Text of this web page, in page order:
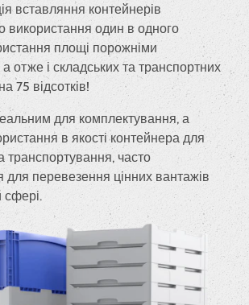
вставляння контейнерів
використання один в одного
площі порожніми
отже і складських та транспортних
75 відсотків!
для комплектування, а
в якості контейнера для
транспортування, часто
для перевезення цінних вантажів
сфері.